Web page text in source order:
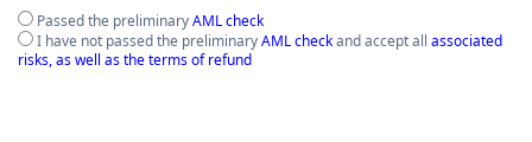
Passed the preliminaryAML check
I have not passed the preliminaryAML checkand accept all associated
risks, as well as the terms of refund